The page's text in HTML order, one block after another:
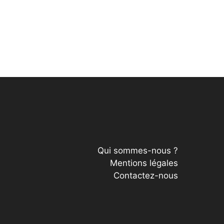
Qui sommes-nous ?
Mentions légales
Contactez-nous